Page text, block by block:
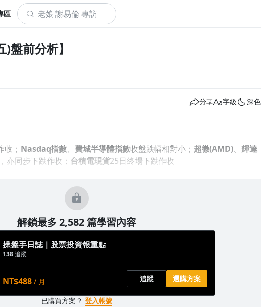
區
盤前分析】
分享 字級 深色
收； Nasdaq指數、 費城半導體指數收盤跌幅相對小； 超微(AMD)、 輝達
亦同步下跌作收； 台積電現貨25日終場下跌作收
解鎖最多 2,582 篇學習內容
操盤手日誌｜股票投資報重點
138追蹤
NT$488 / 月 追蹤 選購方案
已購買方案？ 登入帳號